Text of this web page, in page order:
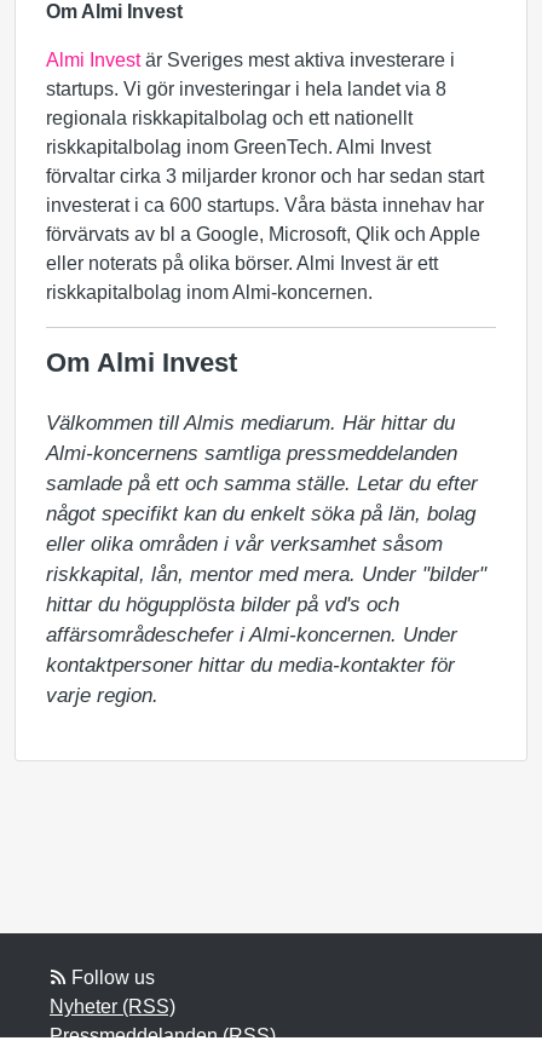
Om Almi Invest
Almi Investär Sveriges mest aktiva investerare i
startups. Vi gör investeringar i hela landet via 8
regionala riskkapitalbolag och ett nationellt
riskkapitalbolag inom GreenTech. Almi Invest
förvaltar cirka 3 miljarder kronor och har sedan start
investerat i ca 600 startups. Våra bästa innehav har
förvärvats av bl a Google, Microsoft, Qlik och Apple
eller noterats på olika börser. Almi Invest är ett
riskkapitalbolag inom Almi-koncernen.
Om Almi Invest
Välkommen till Almis mediarum. Här hittar du
Almi-koncernens samtliga pressmeddelanden
samlade på ett och samma ställe. Letar du efter
något specifikt kan du enkelt söka på län, bolag
eller olika områden i vår verksamhet såsom
riskkapital, lån, mentor med mera. Under "bilder"
hittar du högupplösta bilder på vd's och
affärsområdeschefer i Almi-koncernen. Under
kontaktpersoner hittar du media-kontakter för
varje region.
Follow us
Nyheter (RSS)
Pressmeddelanden (RSS)